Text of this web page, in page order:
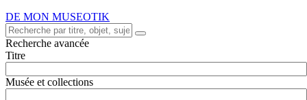
DE MON MUSEOTIK
Recherche avancée
Titre
Musée et collections